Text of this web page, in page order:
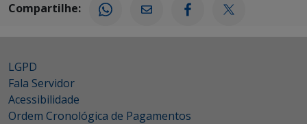
Compartilhe:
LGPD
Fala Servidor
Acessibilidade
Ordem Cronológica de Pagamentos